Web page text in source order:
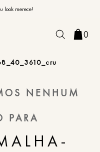
look merece!
BEMVINDO10*
0
NENHUM
PARA